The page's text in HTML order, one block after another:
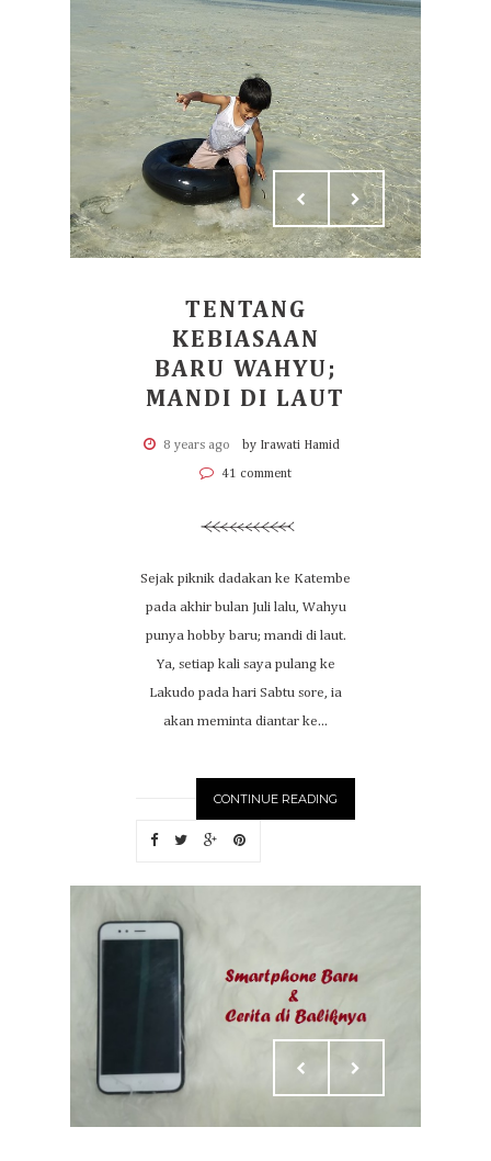
TENTANG
KEBIASAAN
BARU WAHYU;
MANDI DI LAUT
8 years ago by Irawati Hamid
41 comment
Sejak piknik dadakan ke Katembe
pada akhir bulan Juli lalu, Wahyu
punya hobby baru; mandi di laut.
Ya, setiap kali saya pulang ke
Lakudo pada hari Sabtu sore, ia
akan meminta diantar ke...
CONTINUE READING